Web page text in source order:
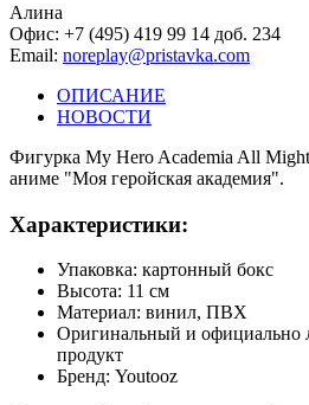
Алина
Офис: +7 (495) 419 99 14 доб. 234
Email: noreplay@pristavka.com
ОПИСАНИЕ
НОВОСТИ
Фигурка My Hero Academia All
аниме "Моя геройская академия".
Характеристики:
Упаковка: картонный бокс
Высота: 11 см
Материал: винил, ПВХ
Оригинальный и официально
продукт
Бренд: Youtooz